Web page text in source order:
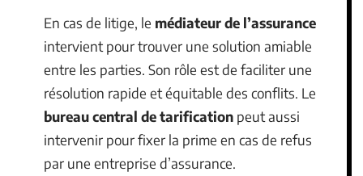
En cas de litige, le médiateur de l’assurance
intervient pour trouver une solution amiable
entre les parties. Son rôle est de faciliter une
résolution rapide et équitable des conflits. Le
bureau central de tarification peut aussi
intervenir pour fixer la prime en cas de refus
par une entreprise d’assurance.